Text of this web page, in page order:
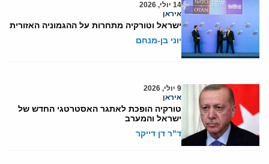
14 יולי, 2026
איראן
ישראל וטורקיה מתחרות על ההגמוניה האזורית
יוני בן-מנחם
9 יולי, 2026
איראן
טורקיה הופכת לאתגר האסטרטגי החדש של
ישראל והמערב
ד"ר דן דייקר